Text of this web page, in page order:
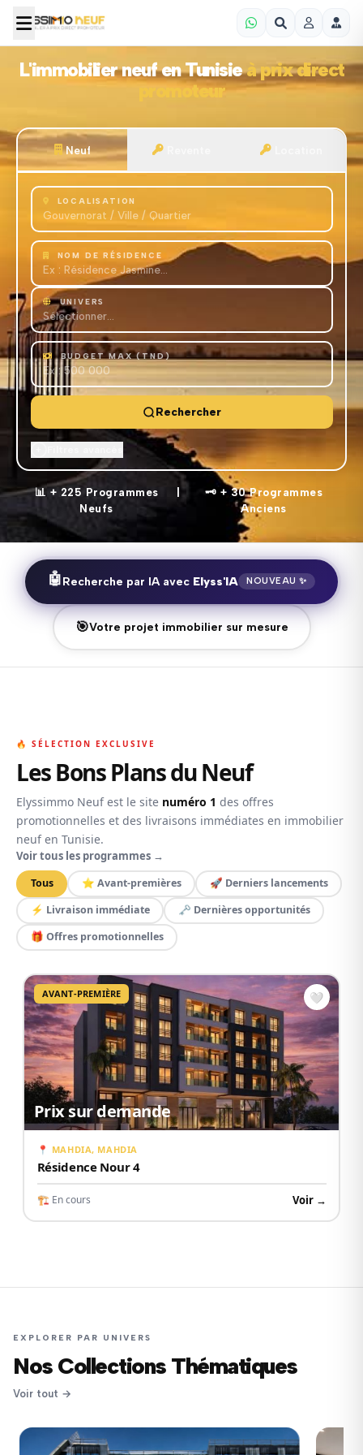
L'immobilier neuf en Tunisieà prix direct
promoteur
Neuf
LOCALISATION
NOM DE RÉSIDENCE
UNIVERS
BUDGET MAX (TND)
Rechercher
TYPE DE BIEN
ÉQUIPEMENTS
SERVICES
LIVRAISON
📊 + 225 Programmes
Neufs
|
🗝️ + 30 Programmes
Anciens
🤖Recherche par IA avec Elyss'IA NOUVEAU ✨
🎯Votre projet immobilier sur mesure
🔥 SÉLECTION EXCLUSIVE
Les Bons Plans du Neuf
Elyssimmo Neuf est le site numéro 1 des offres
promotionnelles et des livraisons immédiates en immobilier
neuf en Tunisie.
Voir tous les programmes →
Tous ⭐ Avant-premières
🚀 Derniers lancements
⚡ Livraison immédiate
🗝️ Dernières opportunités
🎁 Offres promotionnelles
AVANT-PREMIÈRE 🤍
Prix sur demande
📍 MAHDIA, MAHDIA
Résidence Nour 4
🏗 En cours Voir →
EXPLORER PAR UNIVERS
Nos Collections Thématiques
Voir tout →